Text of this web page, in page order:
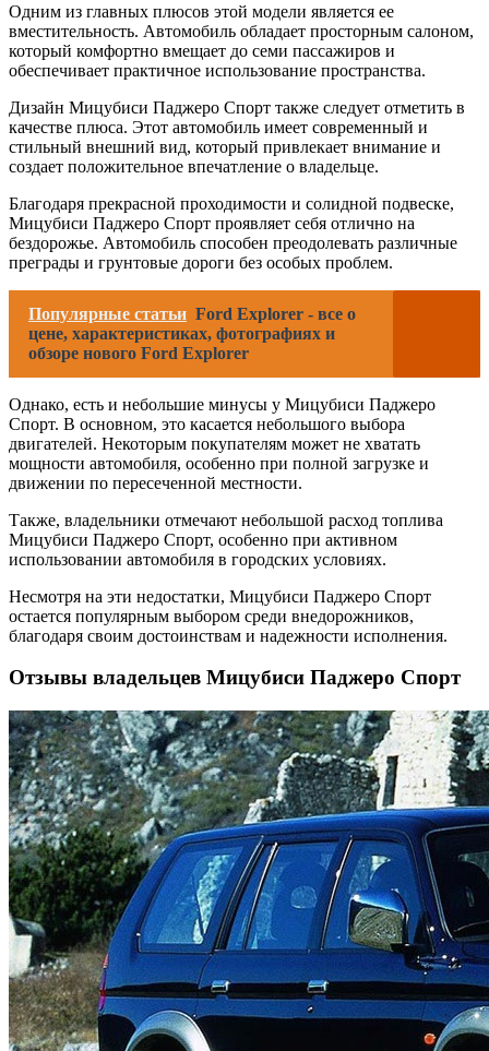
Одним из главных плюсов этой модели является ее
вместительность. Автомобиль обладает просторным салоном,
который комфортно вмещает до семи пассажиров и
обеспечивает практичное использование пространства.
Дизайн Мицубиси Паджеро Спорт также следует отметить в
качестве плюса. Этот автомобиль имеет современный и
стильный внешний вид, который привлекает внимание и
создает положительное впечатление о владельце.
Благодаря прекрасной проходимости и солидной подвеске,
Мицубиси Паджеро Спорт проявляет себя отлично на
бездорожье. Автомобиль способен преодолевать различные
преграды и грунтовые дороги без особых проблем.
Популярные статьи Ford Explorer - все о
цене, характеристиках, фотографиях и
обзоре нового Ford Explorer
Однако, есть и небольшие минусы у Мицубиси Паджеро
Спорт. В основном, это касается небольшого выбора
двигателей. Некоторым покупателям может не хватать
мощности автомобиля, особенно при полной загрузке и
движении по пересеченной местности.
Также, владельники отмечают небольшой расход топлива
Мицубиси Паджеро Спорт, особенно при активном
использовании автомобиля в городских условиях.
Несмотря на эти недостатки, Мицубиси Паджеро Спорт
остается популярным выбором среди внедорожников,
благодаря своим достоинствам и надежности исполнения.
Отзывы владельцев Мицубиси Паджеро Спорт